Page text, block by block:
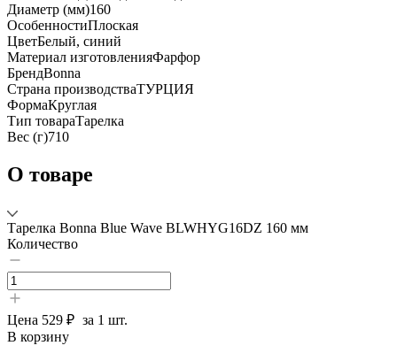
Диаметр (мм)160
ОсобенностиПлоская
ЦветБелый, синий
Материал изготовленияФарфор
БрендBonna
Страна производстваТУРЦИЯ
ФормаКруглая
Тип товараТарелка
Вес (г)710
О товаре
Тарелка Bonna Blue Wave BLWHYG16DZ 160 мм
Количество
Цена 529 ₽ за 1 шт.
В корзину